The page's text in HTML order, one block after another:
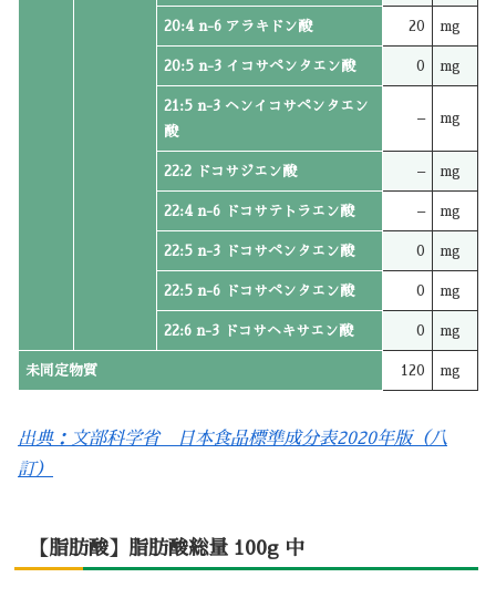
20:4 n-6 アラキドン酸 20 mg
20:5 n-3 イコサペンタエン酸 0 mg
21:5 n-3 ヘンイコサペンタエン
酸
– mg
22:2 ドコサジエン酸 – mg
22:4 n-6 ドコサテトラエン酸 – mg
22:5 n-3 ドコサペンタエン酸 0 mg
22:5 n-6 ドコサペンタエン酸 0 mg
22:6 n-3 ドコサヘキサエン酸 0 mg
未同定物質 120 mg
出典：文部科学省 日本食品標準成分表2020年版（八
訂）
【脂肪酸】脂肪酸総量 100g 中